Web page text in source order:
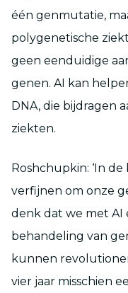
één genmutatie,
polygenetische
geen eenduidige
genen. AI kan
DNA, die bijdragen
ziekten.
Roshchupkin: ‘In
verfijnen om onze
denk dat we met AI
behandeling van
kunnen
vier jaar misschien